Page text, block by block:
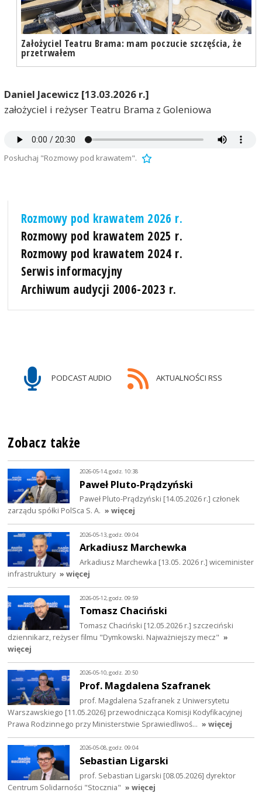
Założyciel Teatru Brama: mam poczucie szczęścia, że
przetrwałem
Daniel Jacewicz [13.03.2026 r.]
założyciel i reżyser Teatru Brama z Goleniowa
Posłuchaj "Rozmowy pod krawatem".
Rozmowy pod krawatem 2026 r.
Rozmowy pod krawatem 2025 r.
Rozmowy pod krawatem 2024 r.
Serwis informacyjny
Archiwum audycji 2006-2023 r.
PODCAST AUDIO AKTUALNOŚCI RSS
Zobacz także
2026-05-14, godz. 10:38
Paweł Pluto-Prądzyński
Paweł Pluto-Prądzyński [14.05.2026 r.] członek
zarządu spółki PolSca S. A. » więcej
2026-05-13, godz. 09:04
Arkadiusz Marchewka
Arkadiusz Marchewka [13.05. 2026 r.] wiceminister
infrastruktury » więcej
2026-05-12, godz. 09:59
Tomasz Chaciński
Tomasz Chaciński [12.05.2026 r.] szczeciński
dziennikarz, reżyser filmu "Dymkowski. Najważniejszy mecz" »
więcej
2026-05-10, godz. 20:50
Prof. Magdalena Szafranek
prof. Magdalena Szafranek z Uniwersytetu
Warszawskiego [11.05.2026] przewodnicząca Komisji Kodyfikacyjnej
Prawa Rodzinnego przy Ministerstwie Sprawiedliwoś… » więcej
2026-05-08, godz. 09:04
Sebastian Ligarski
prof. Sebastian Ligarski [08.05.2026] dyrektor
Centrum Solidarności "Stocznia" » więcej